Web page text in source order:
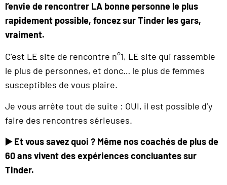
l’envie de rencontrer LA bonne personne le plus
rapidement possible, foncez sur Tinder les gars,
vraiment.
C’est LE site de rencontre n°1, LE site qui rassemble
le plus de personnes, et donc… le plus de femmes
susceptibles de vous plaire.
Je vous arrête tout de suite : OUI, il est possible d’y
faire des rencontres sérieuses.
▶️Et vous savez quoi ? Même nos coachés de plus de
60 ans vivent des expériences concluantes sur
Tinder.